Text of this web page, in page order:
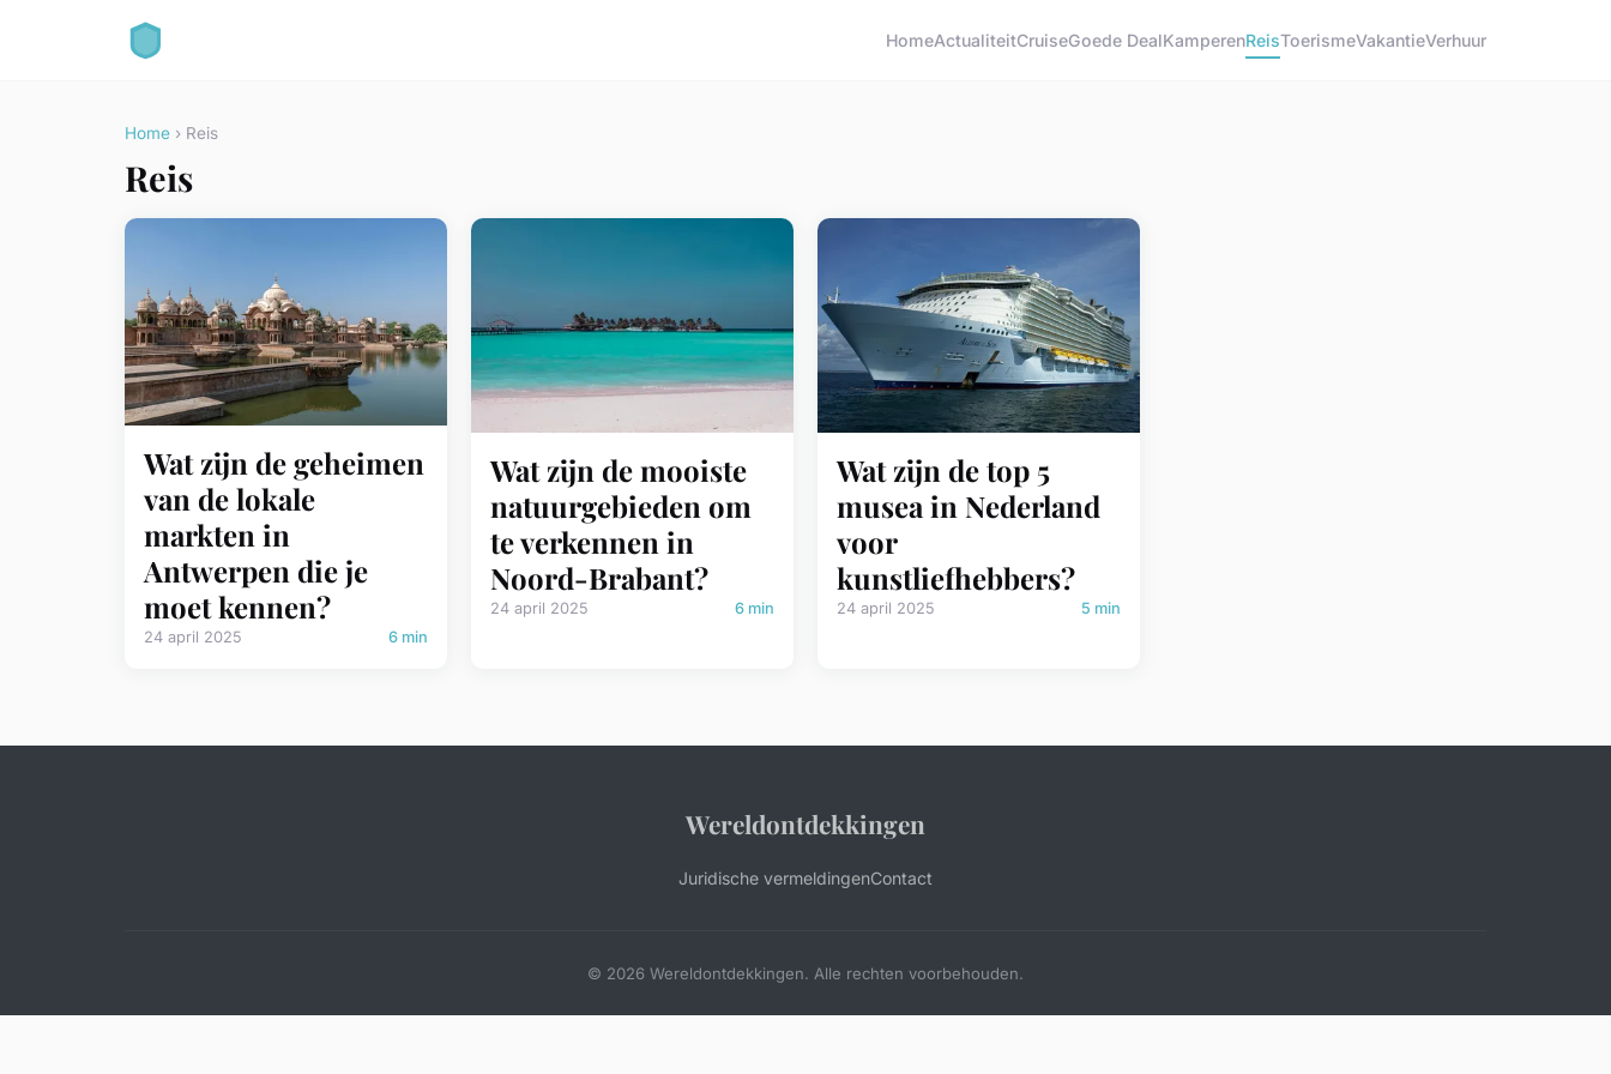
HomeActualiteitCruiseGoede DealKamperenReisToerismeVakantieVerhuur
Home › Reis
Reis
Wat zijn de geheimen
van de lokale
markten in
Antwerpen die je
moet kennen?
24 april 2025 6 min
Wat zijn de mooiste
natuurgebieden om
te verkennen in
Noord-Brabant?
24 april 2025 6 min
Wat zijn de top 5
musea in Nederland
voor
kunstliefhebbers?
24 april 2025 5 min
Wereldontdekkingen
Juridische vermeldingenContact
© 2026 Wereldontdekkingen. Alle rechten voorbehouden.